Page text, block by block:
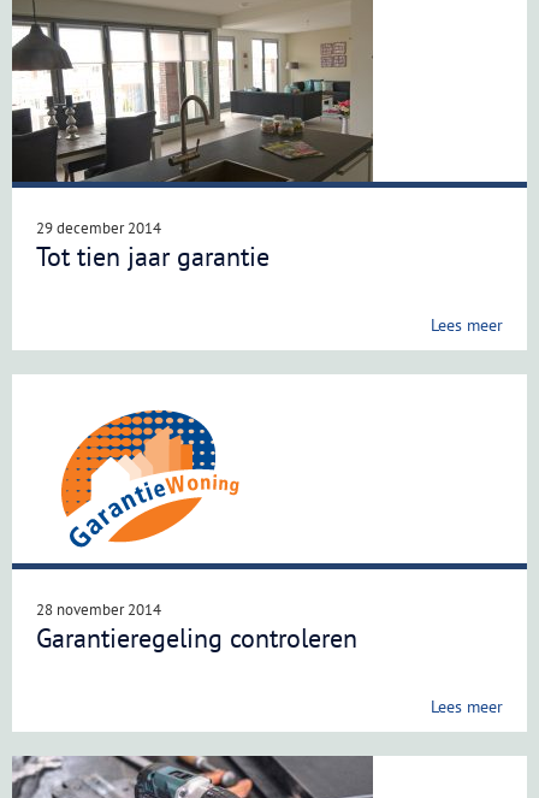
29 december 2014
Tot tien jaar garantie
Lees meer
28 november 2014
Garantieregeling controleren
Lees meer